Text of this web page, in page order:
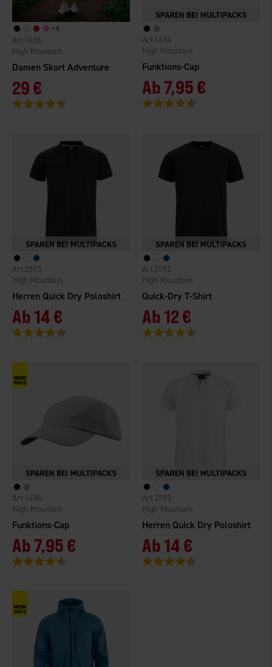
+4
Damen Skort Adventure
High Mountain
1426
29 €
Bewertung:
Funktions-Cap
High Mountain
1434
Ab7,95 €
Bewertung:
Herren Quick Dry Poloshirt
High Mountain
2593
Ab14 €
Bewertung:
Quick-Dry T-Shirt
High Mountain
2592
Ab12 €
Bewertung:
Funktions-Cap
High Mountain
1434
Ab7,95 €
Bewertung:
Herren Quick Dry Poloshirt
High Mountain
2593
Ab14 €
Bewertung: